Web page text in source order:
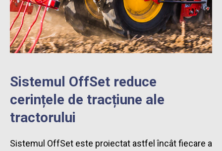
Sistemul OffSet reduce
cerințele de tracțiune ale
tractorului
Sistemul OffSet este proiectat astfel încât fiecare a